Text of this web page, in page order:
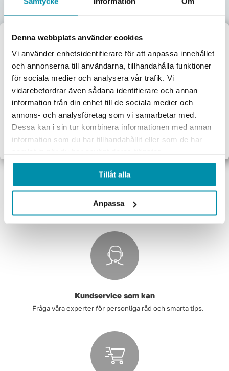
Denna webbplats använder cookies
Vi använder enhetsidentifierare för att anpassa innehållet
och annonserna till användarna, tillhandahålla funktioner
för sociala medier och analysera vår trafik. Vi
vidarebefordrar även sådana identifierare och annan
information från din enhet till de sociala medier och
annons- och analysföretag som vi samarbetar med.
Dessa kan i sin tur kombinera informationen med annan
information som du har tillhandahållit eller som de har
Tillåt alla
Anpassa
1 350kr
Skickas omgående
Lägg i varukorgen
Fri frakt vid köp över 4 990 kr
Kundservice som kan
Fråga våra experter för personliga råd och smarta tips.
Välkommen till
Proffsbutiken
Jag handlar som:
Företag
Exkl. moms
Privat
Inkl. moms